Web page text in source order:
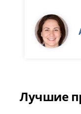
Лучшие